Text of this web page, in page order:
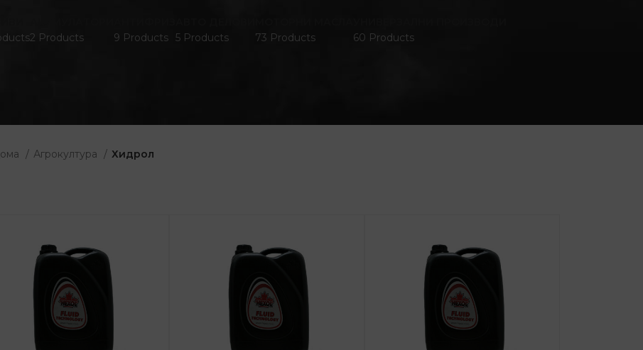
2 Products
9 Products 5 Products
73 Products
60 Products
Агрокултура Хидрол